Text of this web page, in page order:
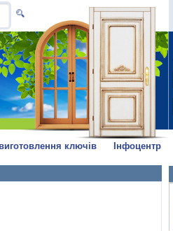
ключів Інфоцентр